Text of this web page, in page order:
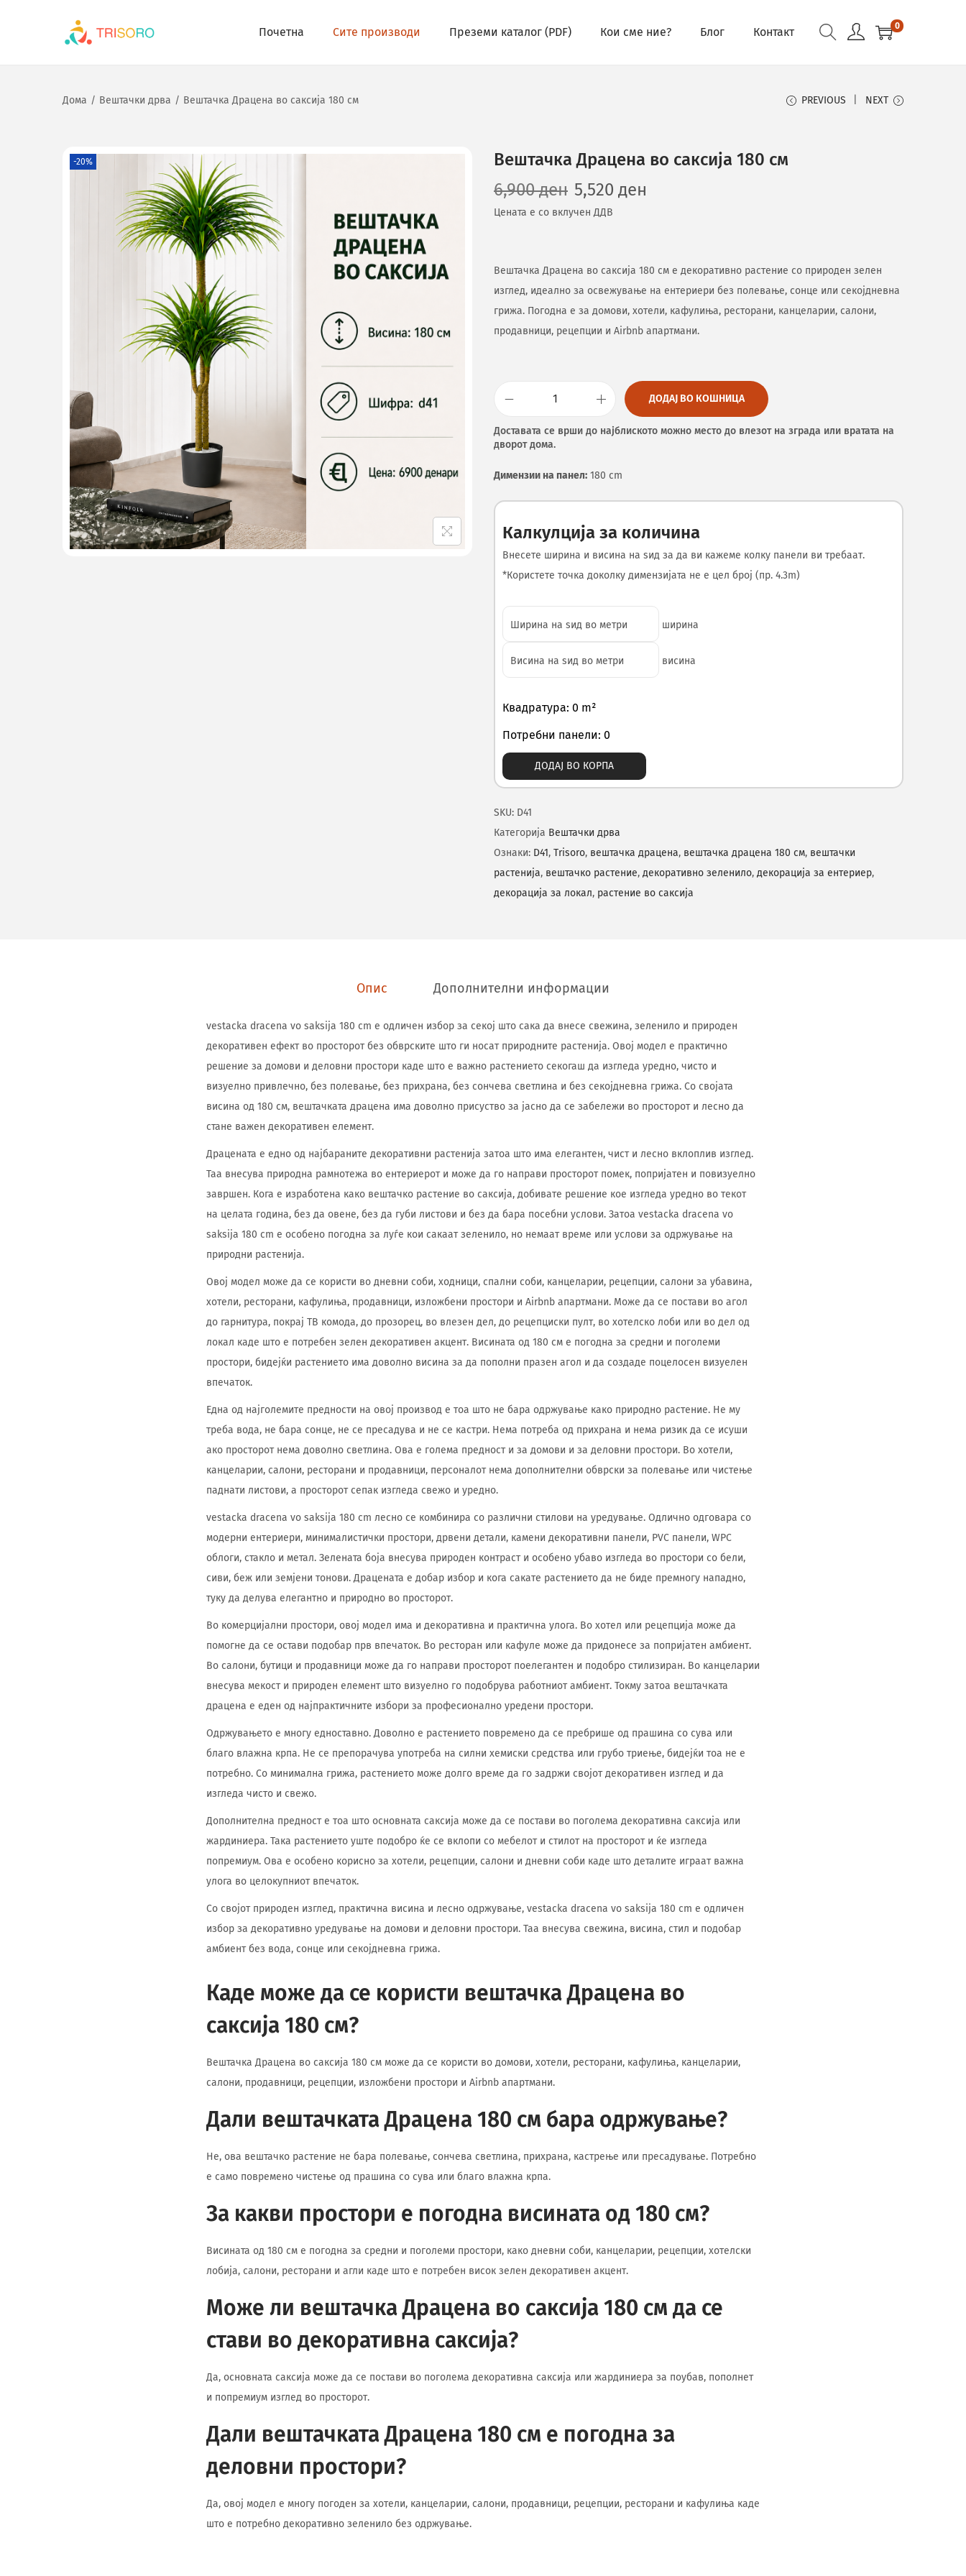
Почетна Сите производи Преземи каталог (PDF) Кои сме ние? Блог Контакт 0
Дома / Вештачки дрва / Вештачка Драцена во саксија 180 см PREVIOUS NEXT
-20%
Вештачка Драцена во саксија 180 см
6,900ден 5,520 ден
Цената е со вклучен ДДВ
Вештачка Драцена во саксија 180 см е декоративно растение со природен зелен
изглед, идеално за освежување на ентериери без полевање, сонце или секојдневна
грижа. Погодна е за домови, хотели, кафулиња, ресторани, канцеларии, салони,
продавници, рецепции и Airbnb апартмани.
ДОДАЈ ВО КОШНИЦА
Доставата се врши до најблиското можно место до влезот на зграда или вратата на
дворот дома.
Димензии на панел: 180 cm
Калкулција за количина
Внесете ширина и висина на ѕид за да ви кажеме колку панели ви требаат.
*Користете точка доколку димензијата не е цел број (пр. 4.3m)
ширина
висина
Квадратура: 0 m²
Потребни панели: 0
ДОДАЈ ВО КОРПА
SKU: D41
Категорија Вештачки дрва
Ознаки: D41, Trisoro, вештачка драцена, вештачка драцена 180 см, вештачки
растенија, вештачко растение, декоративно зеленило, декорација за ентериер,
декорација за локал, растение во саксија
Опис Дополнителни информации
vestacka dracena vo saksija 180 cm е одличен избор за секој што сака да внесе свежина, зеленило и природен
декоративен ефект во просторот без обврските што ги носат природните растенија. Овој модел е практично
решение за домови и деловни простори каде што е важно растението секогаш да изгледа уредно, чисто и
визуелно привлечно, без полевање, без прихрана, без сончева светлина и без секојдневна грижа. Со својата
висина од 180 см, вештачката драцена има доволно присуство за јасно да се забележи во просторот и лесно да
стане важен декоративен елемент.
Драцената е едно од најбараните декоративни растенија затоа што има елегантен, чист и лесно вклоплив изглед.
Таа внесува природна рамнотежа во ентериерот и може да го направи просторот помек, попријатен и повизуелно
завршен. Кога е изработена како вештачко растение во саксија, добивате решение кое изгледа уредно во текот
на целата година, без да овене, без да губи листови и без да бара посебни услови. Затоа vestacka dracena vo
saksija 180 cm е особено погодна за луѓе кои сакаат зеленило, но немаат време или услови за одржување на
природни растенија.
Овој модел може да се користи во дневни соби, ходници, спални соби, канцеларии, рецепции, салони за убавина,
хотели, ресторани, кафулиња, продавници, изложбени простори и Airbnb апартмани. Може да се постави во агол
до гарнитура, покрај ТВ комода, до прозорец, во влезен дел, до рецепциски пулт, во хотелско лоби или во дел од
локал каде што е потребен зелен декоративен акцент. Висината од 180 см е погодна за средни и поголеми
простори, бидејќи растението има доволно висина за да пополни празен агол и да создаде поцелосен визуелен
впечаток.
Една од најголемите предности на овој производ е тоа што не бара одржување како природно растение. Не му
треба вода, не бара сонце, не се пресадува и не се кастри. Нема потреба од прихрана и нема ризик да се исуши
ако просторот нема доволно светлина. Ова е голема предност и за домови и за деловни простори. Во хотели,
канцеларии, салони, ресторани и продавници, персоналот нема дополнителни обврски за полевање или чистење
паднати листови, а просторот сепак изгледа свежо и уредно.
vestacka dracena vo saksija 180 cm лесно се комбинира со различни стилови на уредување. Одлично одговара со
модерни ентериери, минималистички простори, дрвени детали, камени декоративни панели, PVC панели, WPC
облоги, стакло и метал. Зелената боја внесува природен контраст и особено убаво изгледа во простори со бели,
сиви, беж или земјени тонови. Драцената е добар избор и кога сакате растението да не биде премногу нападно,
туку да делува елегантно и природно во просторот.
Во комерцијални простори, овој модел има и декоративна и практична улога. Во хотел или рецепција може да
помогне да се остави подобар прв впечаток. Во ресторан или кафуле може да придонесе за попријатен амбиент.
Во салони, бутици и продавници може да го направи просторот поелегантен и подобро стилизиран. Во канцеларии
внесува мекост и природен елемент што визуелно го подобрува работниот амбиент. Токму затоа вештачката
драцена е еден од најпрактичните избори за професионално уредени простори.
Одржувањето е многу едноставно. Доволно е растението повремено да се пребрише од прашина со сува или
благо влажна крпа. Не се препорачува употреба на силни хемиски средства или грубо триење, бидејќи тоа не е
потребно. Со минимална грижа, растението може долго време да го задржи својот декоративен изглед и да
изгледа чисто и свежо.
Дополнителна предност е тоа што основната саксија може да се постави во поголема декоративна саксија или
жардиниера. Така растението уште подобро ќе се вклопи со мебелот и стилот на просторот и ќе изгледа
попремиум. Ова е особено корисно за хотели, рецепции, салони и дневни соби каде што деталите играат важна
улога во целокупниот впечаток.
Со својот природен изглед, практична висина и лесно одржување, vestacka dracena vo saksija 180 cm е одличен
избор за декоративно уредување на домови и деловни простори. Таа внесува свежина, висина, стил и подобар
амбиент без вода, сонце или секојдневна грижа.
Каде може да се користи вештачка Драцена во
саксија 180 см?
Вештачка Драцена во саксија 180 см може да се користи во домови, хотели, ресторани, кафулиња, канцеларии,
салони, продавници, рецепции, изложбени простори и Airbnb апартмани.
Дали вештачката Драцена 180 см бара одржување?
Не, ова вештачко растение не бара полевање, сончева светлина, прихрана, кастрење или пресадување. Потребно
е само повремено чистење од прашина со сува или благо влажна крпа.
За какви простори е погодна висината од 180 см?
Висината од 180 см е погодна за средни и поголеми простори, како дневни соби, канцеларии, рецепции, хотелски
лобија, салони, ресторани и агли каде што е потребен висок зелен декоративен акцент.
Може ли вештачка Драцена во саксија 180 см да се
стави во декоративна саксија?
Да, основната саксија може да се постави во поголема декоративна саксија или жардиниера за поубав, пополнет
и попремиум изглед во просторот.
Дали вештачката Драцена 180 см е погодна за
деловни простори?
Да, овој модел е многу погоден за хотели, канцеларии, салони, продавници, рецепции, ресторани и кафулиња каде
што е потребно декоративно зеленило без одржување.